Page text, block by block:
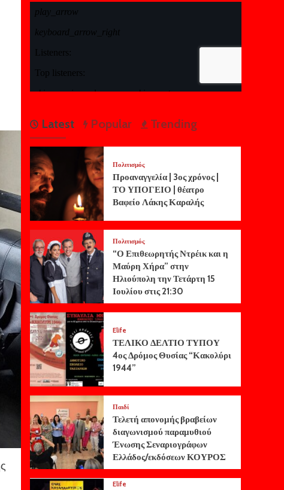
Latest Popular Trending
Πολιτισμός
Προαναγγελία | 3ος χρόνος |
ΤΟ ΥΠΟΓΕΙΟ | θέατρο
Βαφείο Λάκης Καραλής
Πολιτισμός
“Ο Επιθεωρητής Ντρέικ και η
Μαύρη Χήρα” στην
Ηλιούπολη την Τετάρτη 15
Ιουλίου στις 21:30
Elife
ΤΕΛΙΚΟ ΔΕΛΤΙΟ ΤΥΠΟΥ
4ος Δρόμος Θυσίας “Κακολύρι
1944”
Παιδί
Τελετή απονομής βραβείων
διαγωνισμού παραμυθιού
Ένωσης Σεναριογράφων
Ελλάδος/εκδόσεων ΚΟΥΡΟΣ
Elife